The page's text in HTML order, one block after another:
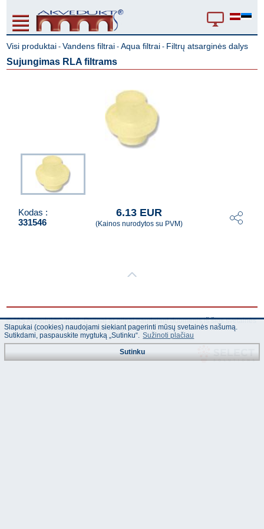
Visi produktai -Vandens filtrai -Aqua filtrai - Filtrų atsarginės dalys
Sujungimas RLA filtrams
Kodas :
331546
6.13 EUR
(Kainos nurodytos su PVM)
© "AS Akvedukts" 2026. Dalinai ar pilnai naudojant duomenis iš šios svetainės
būtina naudoti nuorodą Į "AS Akvedukts"!
Slapukai (cookies) naudojami siekiant pagerinti mūsų svetainės našumą.
Sutikdami, paspauskite mygtuką „Sutinku“. Sužinoti plačiau
Sutinku